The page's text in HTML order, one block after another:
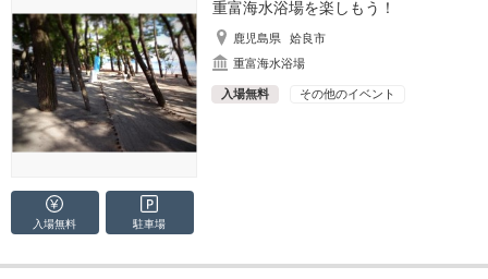
重富海水浴場を楽しもう！
鹿児島県
姶良市
重富海水浴場
入場無料 その他のイベント
入場無料 駐車場